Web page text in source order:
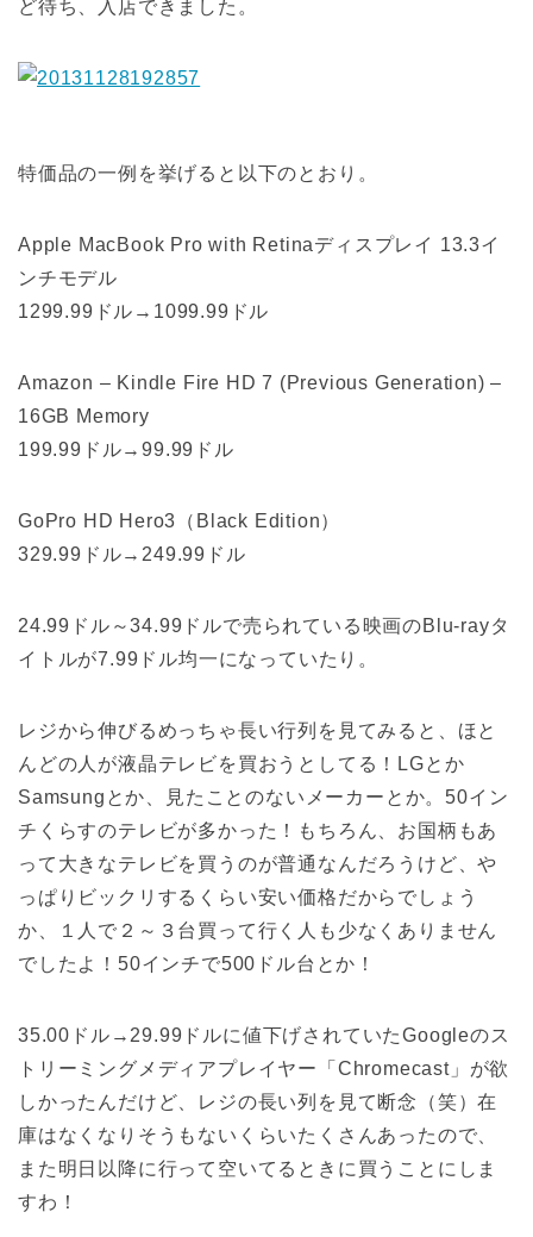
ど待ち、入店できました。
特価品の一例を挙げると以下のとおり。
Apple MacBook Pro with Retinaディスプレイ 13.3イ
ンチモデル
1299.99ドル→1099.99ドル
Amazon – Kindle Fire HD 7 (Previous Generation) –
16GB Memory
199.99ドル→99.99ドル
GoPro HD Hero3（Black Edition）
329.99ドル→249.99ドル
24.99ドル～34.99ドルで売られている映画のBlu-rayタ
イトルが7.99ドル均一になっていたり。
レジから伸びるめっちゃ長い行列を見てみると、ほと
んどの人が液晶テレビを買おうとしてる！LGとか
Samsungとか、見たことのないメーカーとか。50イン
チくらすのテレビが多かった！もちろん、お国柄もあ
って大きなテレビを買うのが普通なんだろうけど、や
っぱりビックリするくらい安い価格だからでしょう
か、１人で２～３台買って行く人も少なくありません
でしたよ！50インチで500ドル台とか！
35.00ドル→29.99ドルに値下げされていたGoogleのス
トリーミングメディアプレイヤー「Chromecast」が欲
しかったんだけど、レジの長い列を見て断念（笑）在
庫はなくなりそうもないくらいたくさんあったので、
また明日以降に行って空いてるときに買うことにしま
すわ！